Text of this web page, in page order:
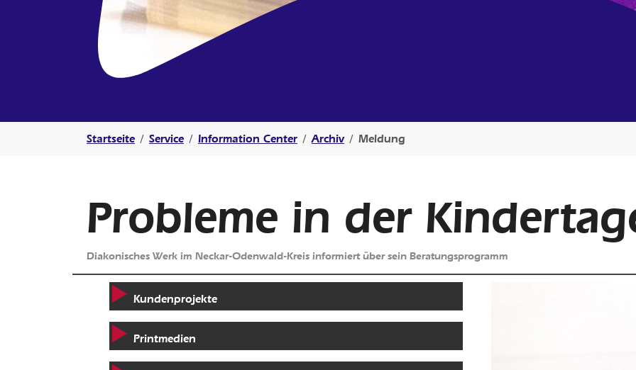
Startseite Service Information Center Archiv Meldung
Probleme in der
Diakonisches Werk im Neckar-Odenwald-Kreis informiert über sein Beratungsprogramm
Kundenprojekte
Printmedien